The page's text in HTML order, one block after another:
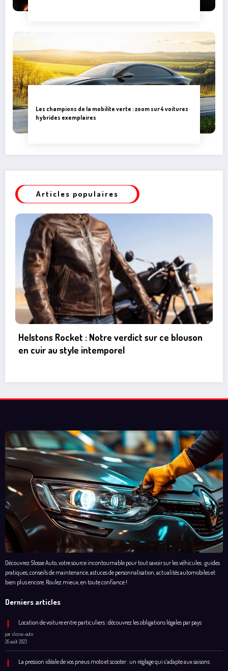
Les champions de la mobilite verte : zoom sur 4 voitures
hybrides exemplaires
Articles populaires
le type de fusible essuie-glace
Découvrez Slosse Auto, votre source incontournable pour tout savoir sur les véhicules : guides
pratiques, conseils de maintenance, astuces de personnalisation, actualités automobiles et
bien plus encore. Roulez mieux, en toute confiance !